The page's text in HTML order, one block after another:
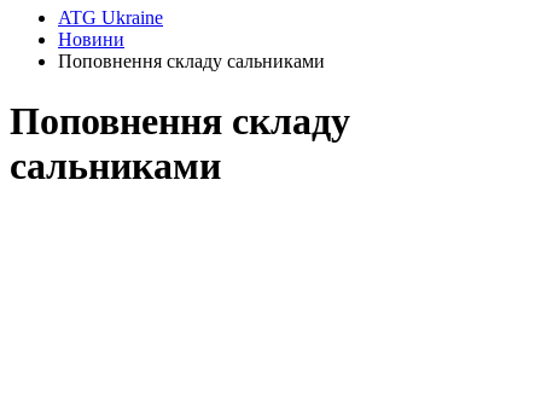
ATG Ukraine
Новини
Поповнення складу сальниками
Поповнення складу
сальниками